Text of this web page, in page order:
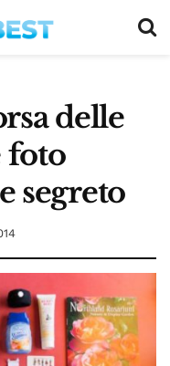
delle
foto
segreto